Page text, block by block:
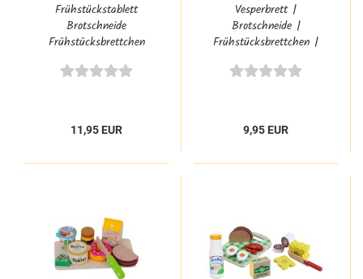
Frühstückstablett
Brotschneide
Frühstücksbrettchen
11,95 EUR
Vesperbrett |
Brotschneide |
Frühstücksbrettchen |
9,95 EUR